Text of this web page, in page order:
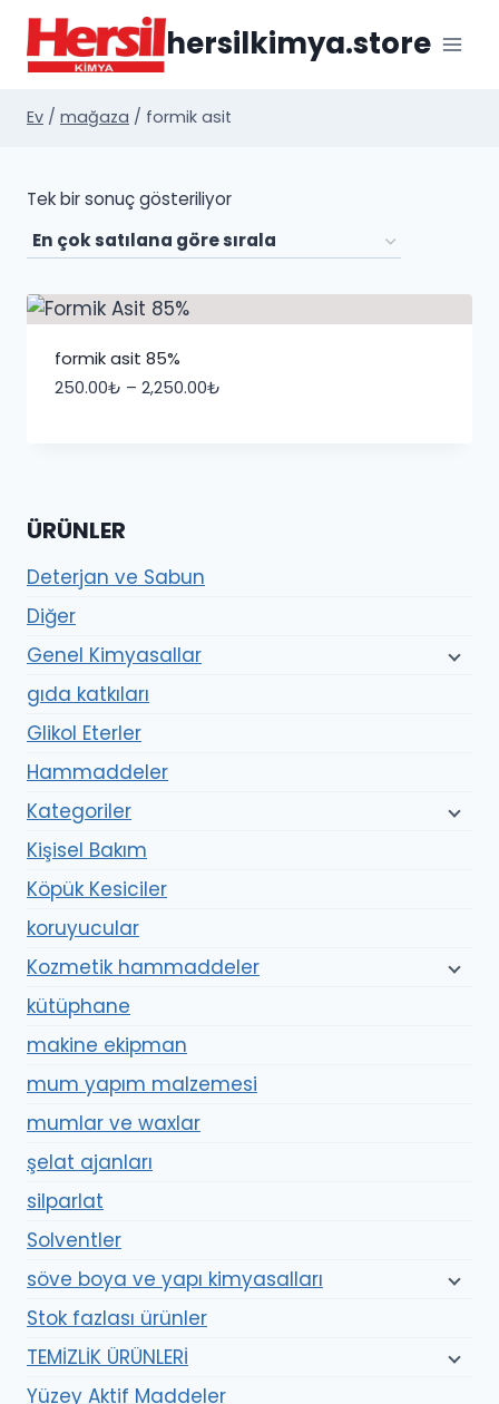
İçeriğe
geç
hersilkimya.store
Ev / mağaza / formik asit
Tek bir sonuç gösteriliyor
formik asit 85%
250.00₺ – 2,250.00₺Fiyat
ÜRÜNLER
Deterjan ve Sabun
Diğer
Genel Kimyasallar
gıda katkıları
Glikol Eterler
Hammaddeler
Kategoriler
Kişisel Bakım
Köpük Kesiciler
koruyucular
Kozmetik hammaddeler
kütüphane
makine ekipman
mum yapım malzemesi
mumlar ve waxlar
şelat ajanları
silparlat
Solventler
söve boya ve yapı kimyasalları
Stok fazlası ürünler
TEMİZLİK ÜRÜNLERİ
Yüzey Aktif Maddeler